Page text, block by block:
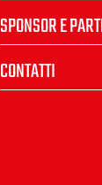
SPONSOR E
CONTATTI